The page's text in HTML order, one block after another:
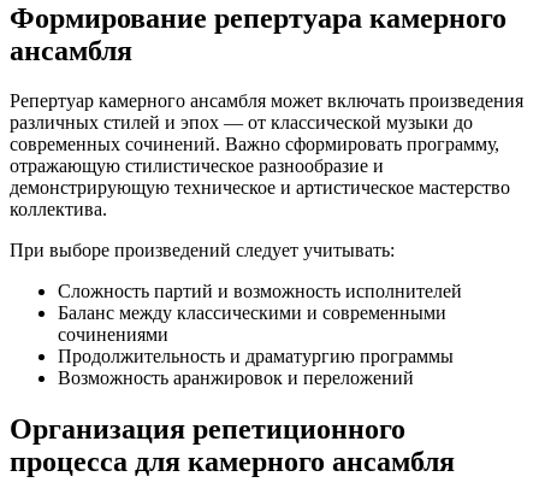
Формирование репертуара камерного
ансамбля
Репертуар камерного ансамбля может включать произведения
различных стилей и эпох — от классической музыки до
современных сочинений. Важно сформировать программу,
отражающую стилистическое разнообразие и
демонстрирующую техническое и артистическое мастерство
коллектива.
При выборе произведений следует учитывать:
Сложность партий и возможность исполнителей
Баланс между классическими и современными
сочинениями
Продолжительность и драматургию программы
Возможность аранжировок и переложений
Организация репетиционного
процесса для камерного ансамбля